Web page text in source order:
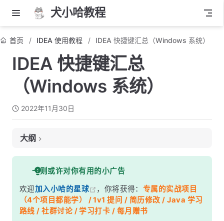
犬小哈教程
首页 IDEA 使用教程 IDEA 快捷键汇总（Windows 系统）
IDEA 快捷键汇总
（Windows 系统）
2022年11月30日
大纲
Ctrl
Shift
Ctrl + Alt
一则或许对你有用的小广告
欢迎加入小哈的星球 ，你将获得： 专属的实战项目
（4个项目都能学） / 1v1 提问 / 简历修改 / Java 学习
路线 / 社群讨论 / 学习打卡 / 每月赠书